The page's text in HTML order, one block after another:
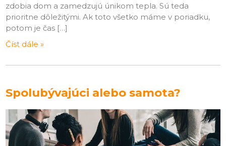
zdobia dom a zamedzujú únikom tepla. Sú teda
prioritne dôležitými. Ak toto všetko máme v poriadku,
potom je čas […]
Číst dále »
Spolubývajúci alebo samota?